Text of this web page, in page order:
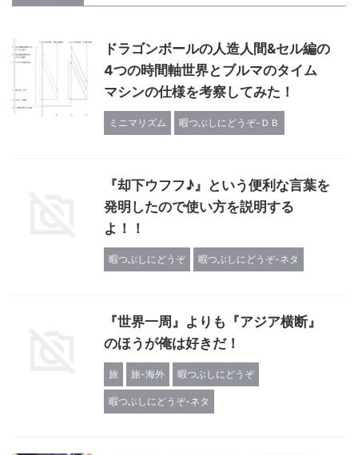
ドラゴンボールの人造人間&セル編の
4つの時間軸世界とブルマのタイム
マシンの仕様を考察してみた！
ミニマリズム 暇つぶしにどうぞ-ＤＢ
『却下ウフフ♪』という便利な言葉を
発明したので使い方を説明する
よ！！
暇つぶしにどうぞ 暇つぶしにどうぞ-ネタ
『世界一周』よりも『アジア横断』
のほうが俺は好きだ！
旅 旅-海外 暇つぶしにどうぞ
暇つぶしにどうぞ-ネタ